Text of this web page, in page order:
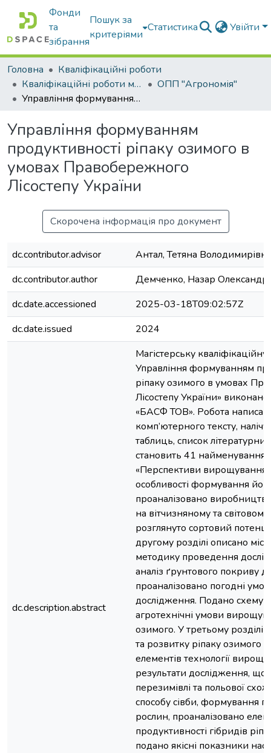
Фонди
та
зібрання
Пошук за
критеріями
Статистика Увійти
Головна
Кваліфікаційні роботи
Кваліфікаційні роботи магістрів
ОПП "Агрономія"
Управління формуванням продуктивності ріпаку озимого в умовах Правобережного Лісостепу України
Управління формуванням
продуктивності ріпаку озимого в
умовах Правобережного
Лісостепу України
Скорочена інформація про документ
dc.contributor.advisor
Антал, Тетяна Володимирівна
dc.contributor.author
Демченко, Назар
dc.date.accessioned
2025-03-18T09:02:57Z
dc.date.issued
2024
dc.description.abstract
Магістерську
Управління формуванням
ріпаку озимого в умовах
Лісостепу України»
«БАСФ ТОВ». Робота
комп’ютерного тексту,
таблиць, список
становить 41 найменування.
«Перспективи вирощування
особливості формування
проаналізовано
на вітчизняному та
розглянуто сортовий
другому розділі описано
методику проведення
аналіз ґрунтового покриву
проаналізовано погодні
дослідження. Подано схему
агротехнічні умови
озимого. У третьому розділі
та розвитку ріпаку озимого
елементів технології
результати дослідження,
перезимівлі та польової
способу сівби, формування
рослин, проаналізовано
продуктивності гібридів
подано якісні показники